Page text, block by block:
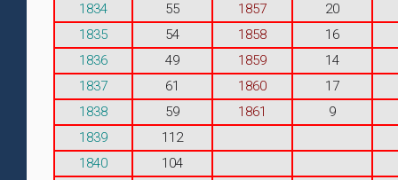
1834
55 1857
20
1835
54 1858
16
1836
49 1859
14
1837
61 1860
17
1838
59 1861
9
1839
112
1840
104